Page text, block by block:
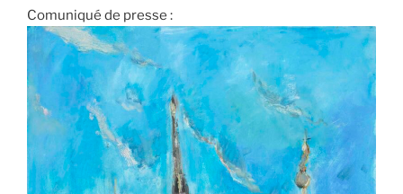
Comuniqué de presse :